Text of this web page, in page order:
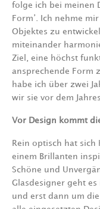
folge ich bei meinen
Form’. Ich nehme
Objektes zu
miteinander
Ziel, eine höchst
ansprechende Form
habe ich über zwei
wir sie vor dem
Vor Design kommt
Rein optisch hat sich
einem Brillanten
Schöne und
Glasdesigner geht
und erst dann um die